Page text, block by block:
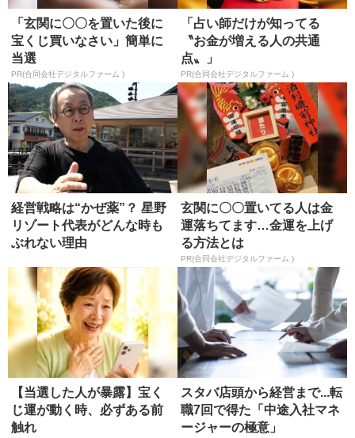
「玄関に〇〇を置いた後に
宝くじ買いなさい」簡単に
当選
PR(合同会社デジタルファーム )
「占い師だけが知ってる
〝お金が増える人の共通
点〟」
PR(合同会社デジタルファーム )
経営戦略は“かぜ薬”？ 星野
リゾート代表がどんな時も
ぶれない理由
玄関に〇〇置いてる人は金
運落ちてます…金運を上げ
る方法とは
PR(合同会社デジタルファーム )
【当選した人が暴露】宝く
じ運が動く時、必ずある前
触れ
スタバ店頭から経営まで...転
職7回で得た「中途入社マネ
ージャーの極意」